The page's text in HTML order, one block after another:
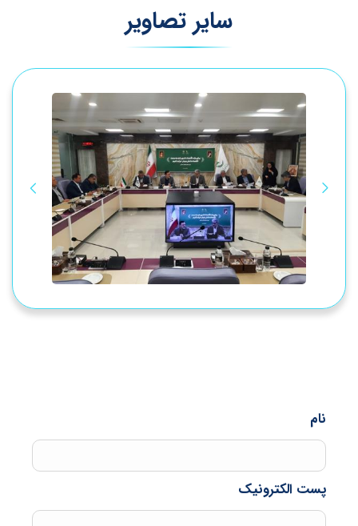
سایر تصاویر
نام
پست الكترونيک